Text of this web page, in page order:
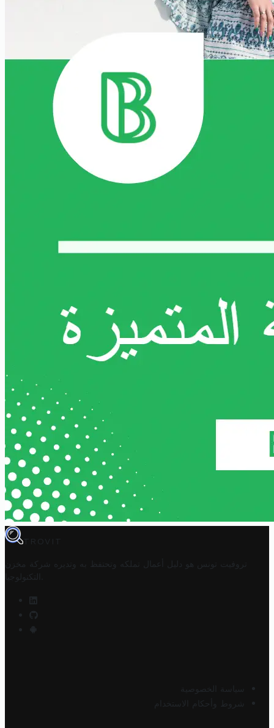
TROVIT
تروفيت تونس هو دليل أعمال تملكه وتحتفظ به وتديره
شركة مخزن
التكنولوجيا
سياسة الخصوصية
شروط وأحكام الاستخدام